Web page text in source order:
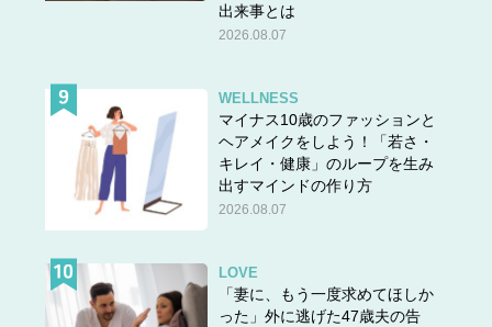
出来事とは
2026.08.07
WELLNESS
マイナス10歳のファッションと
ヘアメイクをしよう！「若さ・
キレイ・健康」のループを生み
出すマインドの作り方
2026.08.07
LOVE
「妻に、もう一度求めてほしか
った」外に逃げた47歳夫の告